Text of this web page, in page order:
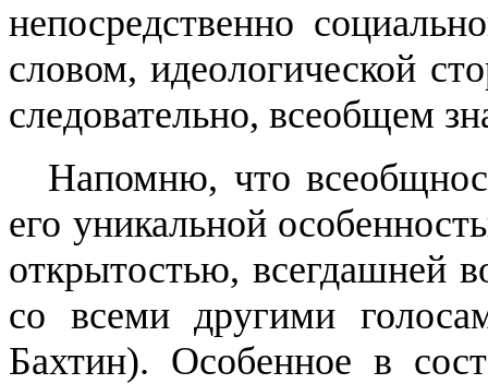
непосредственно
словом, идеологической
следовательно, всеобщем
Напомню, что
его уникальной
открытостью, всегдашней
со всеми другими
Бахтин). Особенное в